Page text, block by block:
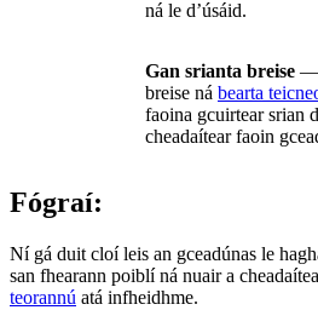
ná le d’úsáid.
Gan srianta breise —
breise ná bearta
faoina gcuirtear srian
cheadaítear faoin
Fógraí:
Ní gá duit cloí leis an gceadúnas le
san fhearann poiblí ná nuair a
teorannú atá infheidhme.